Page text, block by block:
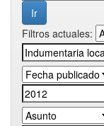
Filtros actuales: